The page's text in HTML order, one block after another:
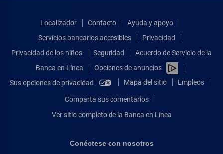
Localizador Contacto
Ayuda y apoyo
Servicios bancarios accesibles
Privacidad
Privacidad de los niños
Seguridad
Acuerdo de Servicio de la
Banca en Línea
Opciones de anuncios
Sus opciones de privacidad
Mapa del sitio Empleos
Comparta sus comentarios
Ver sitio completo de la Banca en Línea
Conéctese con nosotros